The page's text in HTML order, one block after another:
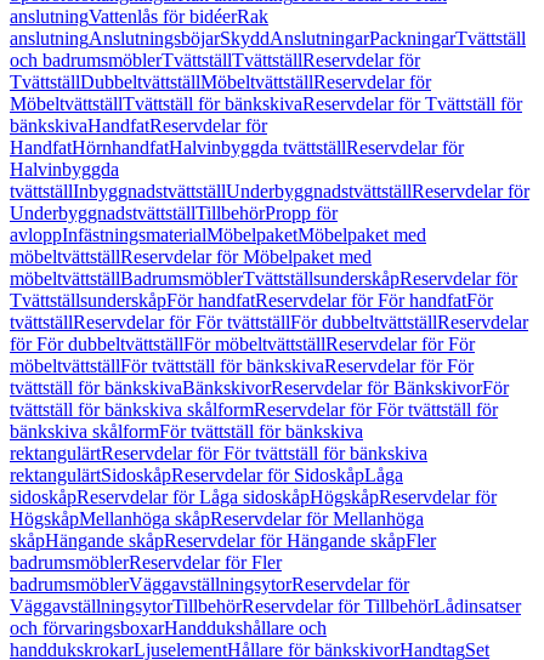
anslutningVattenlås för bidéerRak
anslutningAnslutningsböjarSkyddAnslutningarPackningarTvättställ
och badrumsmöblerTvättställTvättställReservdelar för
TvättställDubbeltvättställMöbeltvättställReservdelar för
MöbeltvättställTvättställ för bänkskivaReservdelar för Tvättställ för
bänkskivaHandfatReservdelar för
HandfatHörnhandfatHalvinbyggda tvättställReservdelar för
Halvinbyggda
tvättställInbyggnadstvättställUnderbyggnadstvättställReservdelar för
UnderbyggnadstvättställTillbehörPropp för
avloppInfästningsmaterialMöbelpaketMöbelpaket med
möbeltvättställReservdelar för Möbelpaket med
möbeltvättställBadrumsmöblerTvättställsunderskåpReservdelar för
TvättställsunderskåpFör handfatReservdelar för För handfatFör
tvättställReservdelar för För tvättställFör dubbeltvättställReservdelar
för För dubbeltvättställFör möbeltvättställReservdelar för För
möbeltvättställFör tvättställ för bänkskivaReservdelar för För
tvättställ för bänkskivaBänkskivorReservdelar för BänkskivorFör
tvättställ för bänkskiva skålformReservdelar för För tvättställ för
bänkskiva skålformFör tvättställ för bänkskiva
rektangulärtReservdelar för För tvättställ för bänkskiva
rektangulärtSidoskåpReservdelar för SidoskåpLåga
sidoskåpReservdelar för Låga sidoskåpHögskåpReservdelar för
HögskåpMellanhöga skåpReservdelar för Mellanhöga
skåpHängande skåpReservdelar för Hängande skåpFler
badrumsmöblerReservdelar för Fler
badrumsmöblerVäggavställningsytorReservdelar för
VäggavställningsytorTillbehörReservdelar för TillbehörLådinsatser
och förvaringsboxarHanddukshållare och
handdukskrokarLjuselementHållare för bänkskivorHandtagSet